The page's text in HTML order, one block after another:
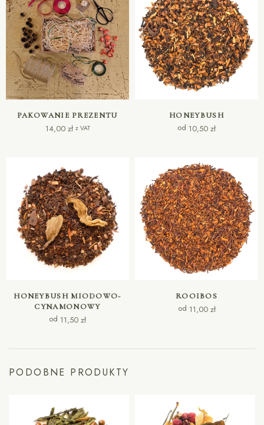
DODAJ DO KOSZYKA
PAKOWANIE PREZENTU
14,00 zł z VAT
WYBIERZ OPCJE
HONEYBUSH
od 10,50 zł
WYBIERZ OPCJE
HONEYBUSH MIODOWO-
CYNAMONOWY
od 11,50 zł
WYBIERZ OPCJE
ROOIBOS
od 11,00 zł
PODOBNE PRODUKTY